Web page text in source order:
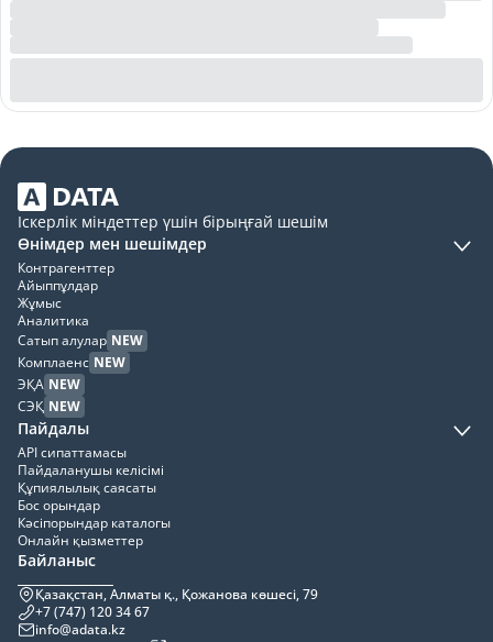
Іскерлік міндеттер үшін бірыңғай шешім
Өнімдер мен шешімдер
Контрагенттер
Айыппұлдар
Жұмыс
Аналитика
Сатып алулар NEW
Комплаенс NEW
ЭҚА NEW
СЭҚ NEW
Пайдалы
API сипаттамасы
Пайдаланушы келісімі
Құпиялылық саясаты
Бос орындар
Кәсіпорындар каталогы
Онлайн қызметтер
Байланыс
Қазақстан, Алматы қ., Қожанова көшесі, 79
+7 (747) 120 34 67
info@adata.kz